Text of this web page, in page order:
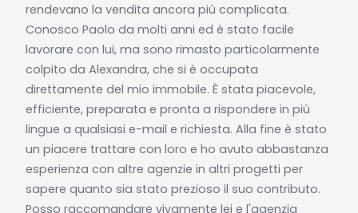
rendevano la vendita ancora più complicata.
Conosco Paolo da molti anni ed è stato facile
lavorare con lui, ma sono rimasto particolarmente
colpito da Alexandra, che si è occupata
direttamente del mio immobile. È stata piacevole,
efficiente, preparata e pronta a rispondere in più
lingue a qualsiasi e-mail e richiesta. Alla fine è stato
un piacere trattare con loro e ho avuto abbastanza
esperienza con altre agenzie in altri progetti per
sapere quanto sia stato prezioso il suo contributo.
Posso raccomandare vivamente lei e l'agenzia